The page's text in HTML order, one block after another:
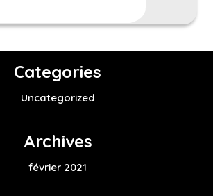
Categories
Uncategorized
Archives
février 2021